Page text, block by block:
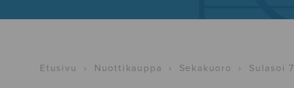
Etusivu › Nuottikauppa › Sekakuoro › Sulasoi 7